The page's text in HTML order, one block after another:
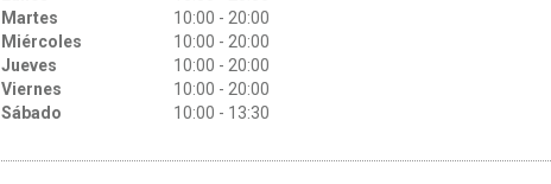
Martes
10:00 - 20:00
Miércoles
10:00 - 20:00
Jueves
10:00 - 20:00
Viernes
10:00 - 20:00
Sábado
10:00 - 13:30